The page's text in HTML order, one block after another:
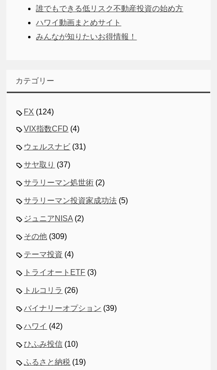
誰でもできる低リスク不動産投資の始め方
ハワイ動画まとめサイト
みんなが知りたいお得情報！
カテゴリー
FX (124)
VIX指数CFD (4)
ウェルスナビ (31)
サヤ取り (37)
サラリーマン処世術 (2)
サラリーマン投資家成功法 (5)
ジュニアNISA (2)
その他 (309)
テーマ投資 (4)
トライオートETF (3)
トルコリラ (26)
バイナリーオプション (39)
ハワイ (42)
ひふみ投信 (10)
ふるさと納税 (19)